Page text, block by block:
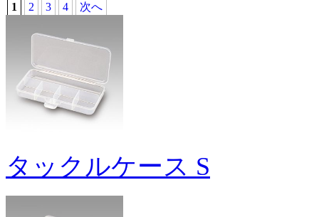
1 2 3 4 次へ
タックルケース S